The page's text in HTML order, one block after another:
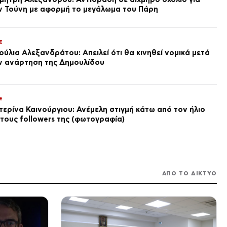
πριν από 1 ώρα
μεταναστών – 78 συλλήψεις
του
πριν από 2 ώρες
φίλη ενώ με ήθελε για τα
βίντεο» για τη Γιούσεφ
πριν από 2 ώρες
Τούνη με αφορμή το μεγάλωμα του Πάρη
Αλεξανδράτου: Απειλεί ότι θα κινηθεί νομικά μετά
ανάρτηση της Δημουλίδου
Καινούργιου: Ανέμελη στιγμή κάτω από τον ήλιο
followers της (φωτογραφία)
ΑΠΟ ΤΟ ΔΙΚΤΥΟ